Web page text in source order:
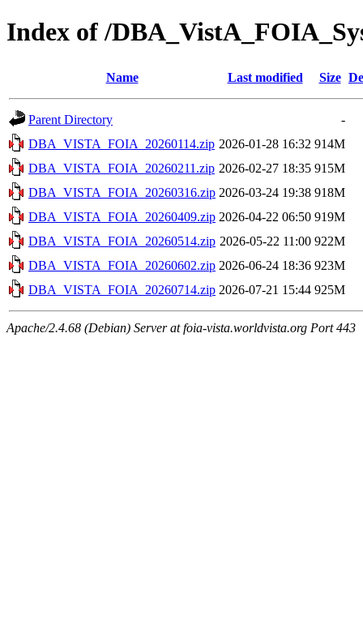
Index of /
Name Last modified Size
Parent Directory
-
DBA_VISTA_FOIA_20260114.zip 2026-01-28 16:32 914M
DBA_VISTA_FOIA_20260211.zip 2026-02-27 18:35 915M
DBA_VISTA_FOIA_20260316.zip 2026-03-24 19:38 918M
DBA_VISTA_FOIA_20260409.zip 2026-04-22 06:50 919M
DBA_VISTA_FOIA_20260514.zip 2026-05-22 11:00 922M
DBA_VISTA_FOIA_20260602.zip 2026-06-24 18:36 923M
DBA_VISTA_FOIA_20260714.zip 2026-07-21 15:44 925M
Apache/2.4.68 (Debian) Server at foia-vista.worldvista.org Port 443